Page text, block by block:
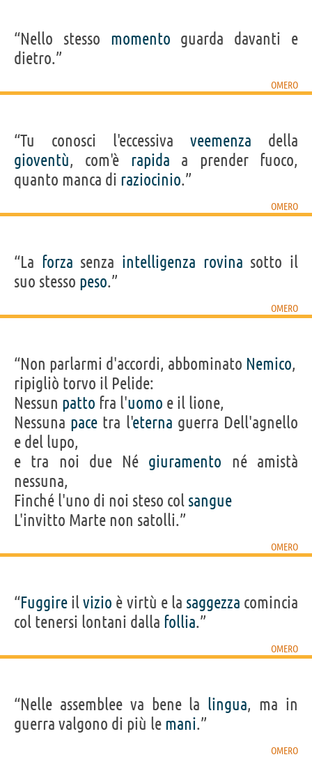
“Nello stesso momento guarda davanti e
dietro.”
OMERO
“Tu conosci l'eccessiva veemenza della
gioventù, com'è rapida a prender fuoco,
quanto manca di raziocinio.”
OMERO
“La forza senza intelligenza rovina sotto il
suo stesso peso.”
OMERO
“Non parlarmi d'accordi, abbominato Nemico,
ripigliò torvo il Pelide:
Nessun patto fra l'uomo e il lione,
Nessuna pace tra l'eterna guerra Dell'agnello
e del lupo,
e tra noi due Né giuramento né amistà
nessuna,
Finché l'uno di noi steso col sangue
L'invitto Marte non satolli.”
OMERO
“Fuggire ilvizio è virtù e la saggezza comincia
col tenersi lontani dalla follia.”
OMERO
“Nelle assemblee va bene la lingua, ma in
guerra valgono di più le mani.”
OMERO